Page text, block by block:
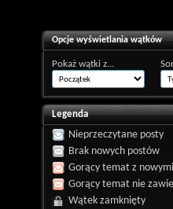
Opcje wyświetlania wątków
Pokaż wątki z...
Legenda
Nieprzeczytane posty
Brak nowych postów
Gorący temat z
Gorący temat nie
Wątek zamknięty